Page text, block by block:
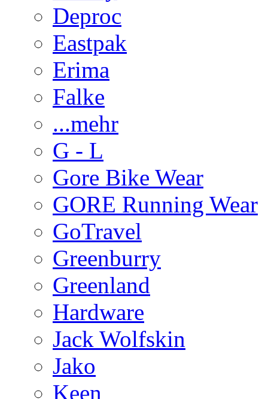
Deproc
Eastpak
Erima
Falke
...mehr
G - L
Gore Bike Wear
GORE Running Wear
GoTravel
Greenburry
Greenland
Hardware
Jack Wolfskin
Jako
Keen